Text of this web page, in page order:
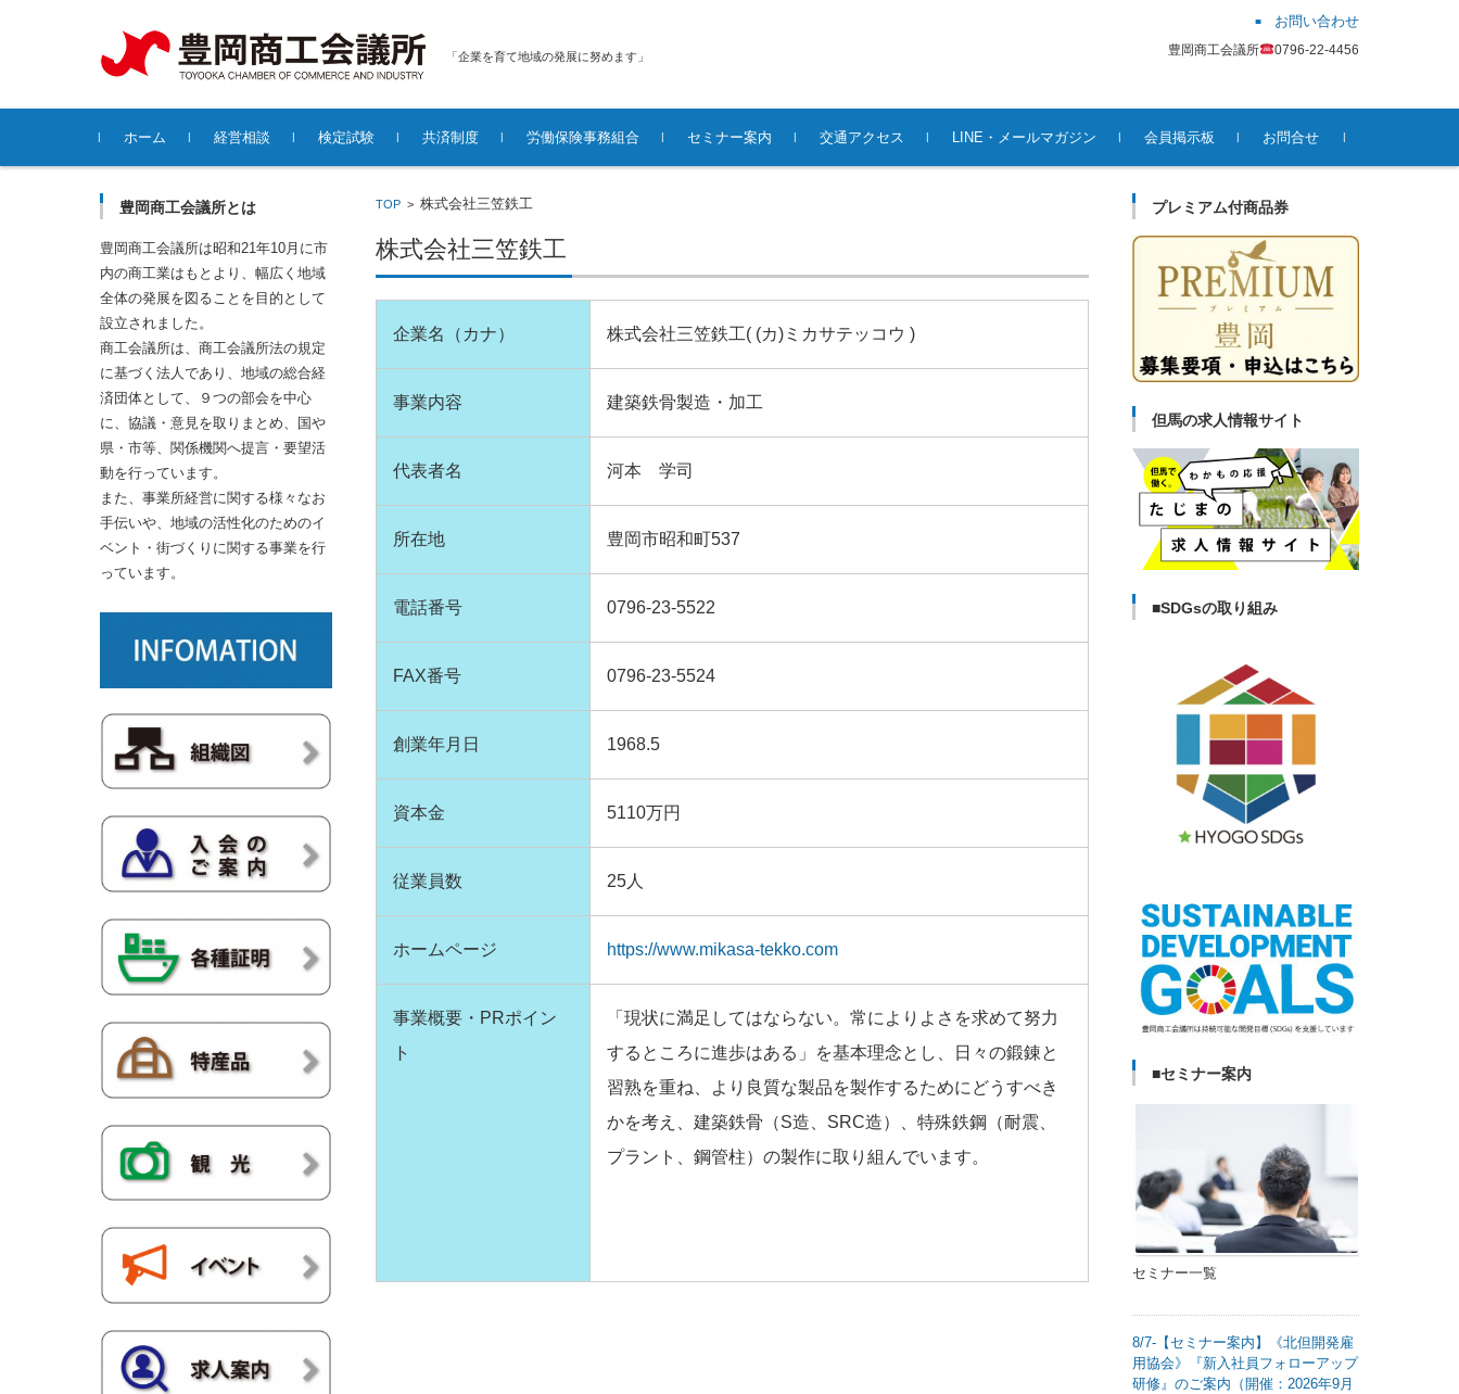
「企業を育て地域の発展に努めます」
お問い合わせ
豊岡商工会議所 0796-22-4456
コンテンツに移動
ホーム
経営相談 検定試験 共済制度 労働保険事務組合 セミナー案内 交通アクセス LINE・メールマガジン 会員掲示板 お問合せ
TOP >株式会社三笠鉄工
株式会社三笠鉄工
企業名（カナ） 株式会社三笠鉄工( (カ)ミカサテッコウ )
事業内容 建築鉄骨製造・加工
代表者名 河本 学司
所在地 豊岡市昭和町537
電話番号 0796-23-5522
FAX番号 0796-23-5524
創業年月日 1968.5
資本金 5110万円
従業員数 25人
ホームページ https://www.mikasa-tekko.com
事業概要・PRポイン
ト
「現状に満足してはならない。常によりよさを求めて努力
するところに進歩はある」を基本理念とし、日々の鍛錬と
習熟を重ね、より良質な製品を製作するためにどうすべき
かを考え、建築鉄骨（S造、SRC造）、特殊鉄鋼（耐震、
プラント、鋼管柱）の製作に取り組んでいます。
豊岡商工会議所とは
豊岡商工会議所は昭和21年10月に市
内の商工業はもとより、幅広く地域
全体の発展を図ることを目的として
設立されました。
商工会議所は、商工会議所法の規定
に基づく法人であり、地域の総合経
済団体として、９つの部会を中心
に、協議・意見を取りまとめ、国や
県・市等、関係機関へ提言・要望活
動を行っています。
また、事業所経営に関する様々なお
手伝いや、地域の活性化のためのイ
ベント・街づくりに関する事業を行
っています。
プレミアム付商品券
但馬の求人情報サイト
■SDGsの取り組み
■セミナー案内
セミナー一覧
8/7-【セミナー案内】《北但開発雇
用協会》『新入社員フォローアップ
研修』のご案内（開催：2026年9月